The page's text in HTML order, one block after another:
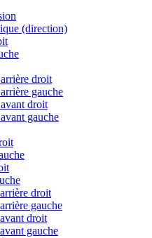
(direction)
droit
gauche
droit
gauche
droit
gauche
droit
gauche